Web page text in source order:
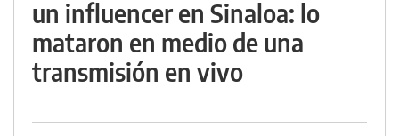
un influencer en Sinaloa: lo
mataron en medio de una
transmisión en vivo